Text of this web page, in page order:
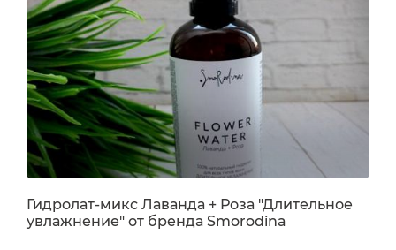
российского производителя SmoRodina
гидролат - микс, была приятно
удивлена)Средство находится в затемненном
стеклянном...
Гидролат-микс Лаванда + Роза "Длительное
увлажнение" от бренда Smorodina